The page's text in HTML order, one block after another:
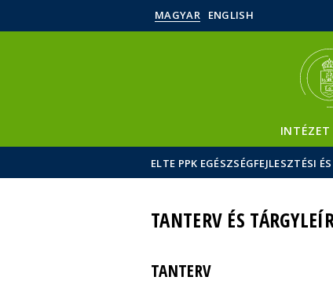
MAGYAR ENGLISH
INTÉZET
ELTE PPK EGÉSZSÉGFEJLESZTÉSI
TANTERV ÉS
TANTERV